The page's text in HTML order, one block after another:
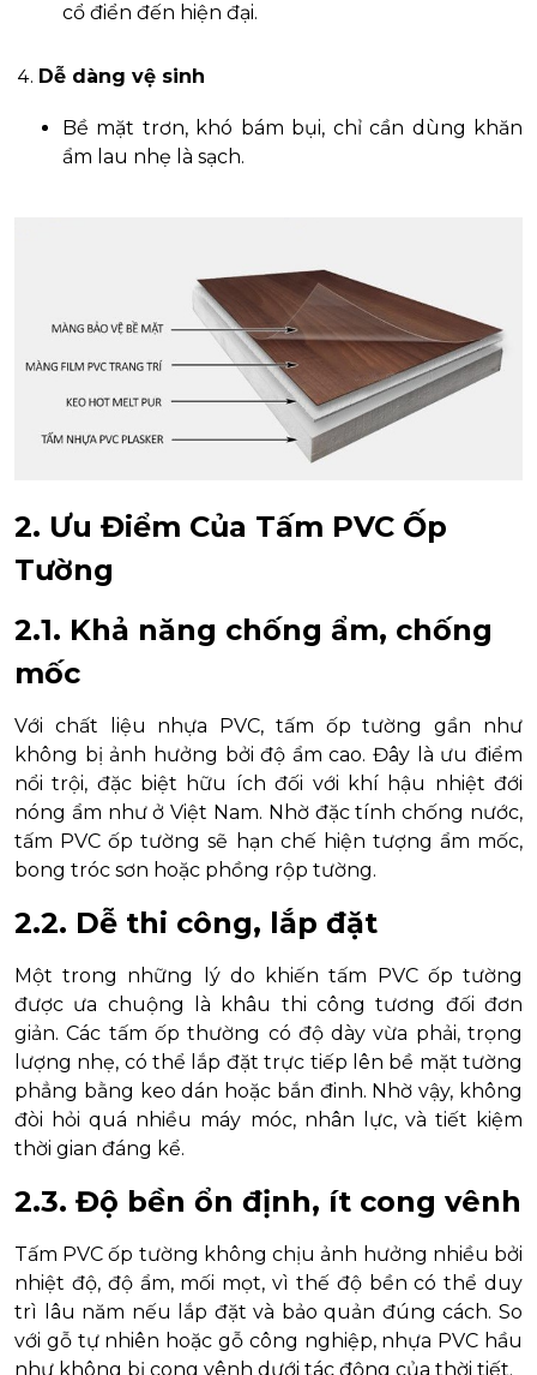
cổ điển đến hiện đại.
Dễ dàng vệ sinh
Bề mặt trơn, khó bám bụi, chỉ cần dùng khăn
ẩm lau nhẹ là sạch.
2. Ưu Điểm Của Tấm PVC Ốp
Tường
2.1. Khả năng chống ẩm, chống
mốc
Với chất liệu nhựa PVC, tấm ốp tường gần như
không bị ảnh hưởng bởi độ ẩm cao. Đây là ưu điểm
nổi trội, đặc biệt hữu ích đối với khí hậu nhiệt đới
nóng ẩm như ở Việt Nam. Nhờ đặc tính chống nước,
tấm PVC ốp tường sẽ hạn chế hiện tượng ẩm mốc,
bong tróc sơn hoặc phồng rộp tường.
2.2. Dễ thi công, lắp đặt
Một trong những lý do khiến tấm PVC ốp tường
được ưa chuộng là khâu thi công tương đối đơn
giản. Các tấm ốp thường có độ dày vừa phải, trọng
lượng nhẹ, có thể lắp đặt trực tiếp lên bề mặt tường
phẳng bằng keo dán hoặc bắn đinh. Nhờ vậy, không
đòi hỏi quá nhiều máy móc, nhân lực, và tiết kiệm
thời gian đáng kể.
2.3. Độ bền ổn định, ít cong vênh
Tấm PVC ốp tường không chịu ảnh hưởng nhiều bởi
nhiệt độ, độ ẩm, mối mọt, vì thế độ bền có thể duy
trì lâu năm nếu lắp đặt và bảo quản đúng cách. So
với gỗ tự nhiên hoặc gỗ công nghiệp, nhựa PVC hầu
như không bị cong vênh dưới tác động của thời tiết.